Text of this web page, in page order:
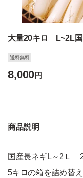
大量20キロ L~2L国
送料無料
8,000円
商品説明
国産長ネギL～2Ｌ
5キロの箱を詰め替